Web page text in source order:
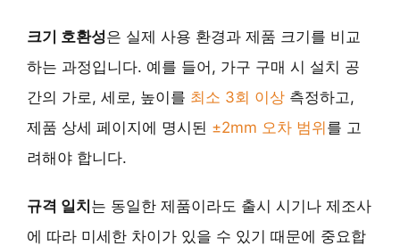
크기 호환성은 실제 사용 환경과 제품 크기를 비교
하는 과정입니다. 예를 들어, 가구 구매 시 설치 공
간의 가로, 세로, 높이를 최소 3회 이상 측정하고,
제품 상세 페이지에 명시된 ±2mm 오차 범위 를 고
려해야 합니다.
규격 일치 는 동일한 제품이라도 출시 시기나 제조사
에 따라 미세한 차이가 있을 수 있기 때문에 중요합